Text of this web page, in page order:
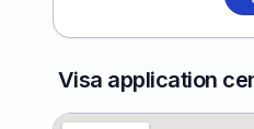
Visa application